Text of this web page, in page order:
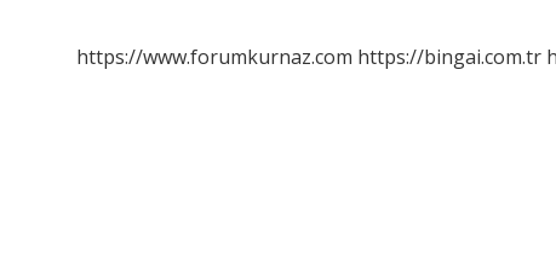
https://www.forumkurnaz.com https://bingai.com.tr